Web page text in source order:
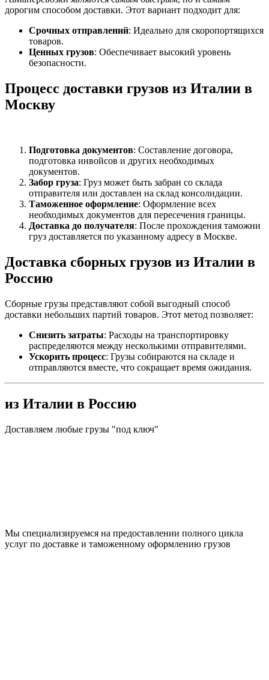
дорогим способом доставки. Этот вариант подходит для:
Срочных отправлений: Идеально для скоропортящихся
товаров.
Ценных грузов: Обеспечивает высокий уровень
безопасности.
Процесс доставки грузов из Италии в
Москву
Подготовка документов: Составление договора,
подготовка инвойсов и других необходимых
документов.
Забор груза: Груз может быть забран со склада
отправителя или доставлен на склад консолидации.
Таможенное оформление: Оформление всех
необходимых документов для пересечения границы.
Доставка до получателя: После прохождения таможни
груз доставляется по указанному адресу в Москве.
Доставка сборных грузов из Италии в
Россию
Сборные грузы представляют собой выгодный способ
доставки небольших партий товаров. Этот метод позволяет:
Снизить затраты: Расходы на транспортировку
распределяются между несколькими отправителями.
Ускорить процесс: Грузы собираются на складе и
отправляются вместе, что сокращает время ожидания.
из Италии в Россию
Доставляем любые грузы "под ключ"
Мы специализируемся на предоставлении полного цикла
услуг по доставке и таможенному оформлению грузов